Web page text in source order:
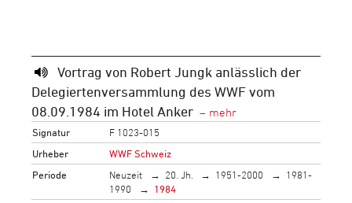
Vortrag von Robert Jungk anlässlich der
Delegiertenversammlung des WWF vom
08.09.1984 im Hotel Anker
Signatur
F 1023-015
Urheber
WWF Schweiz
Periode
Neuzeit 20. Jh. 1951-2000
1981-
1990
1984